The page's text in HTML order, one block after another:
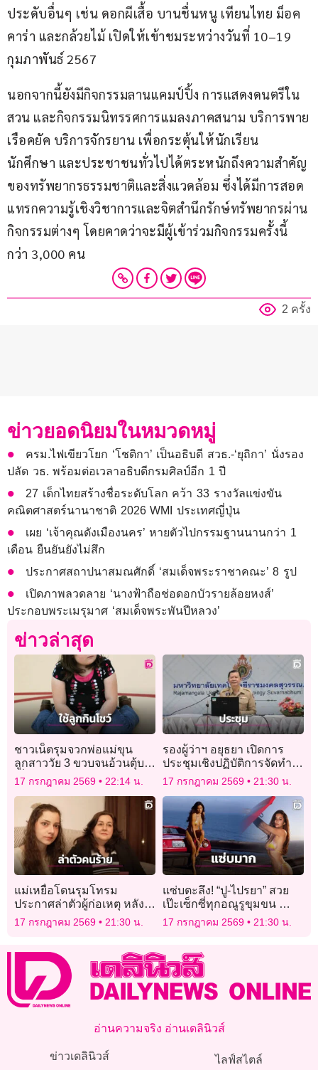
ประดับอื่นๆ เช่น ดอกผีเสื้อ บานชื่นหนู เทียนไทย ม็อค
คาร่า และกล้วยไม้ เปิดให้เข้าชมระหว่างวันที่ 10–19
กุมภาพันธ์ 2567
นอกจากนี้ยังมีกิจกรรมลานแคมป์ปิ้ง การแสดงดนตรีใน
สวน และกิจกรรมนิทรรศการแมลงภาคสนาม บริการพาย
เรือคยัค บริการจักรยาน เพื่อกระตุ้นให้นักเรียน
นักศึกษา และประชาชนทั่วไปได้ตระหนักถึงความสำคัญ
ของทรัพยากรธรรมชาติและสิ่งแวดล้อม ซึ่งได้มีการสอด
แทรกความรู้เชิงวิชาการและจิตสำนึกรักษ์ทรัพยากรผ่าน
กิจกรรมต่างๆ โดยคาดว่าจะมีผู้เข้าร่วมกิจกรรมครั้งนี้
กว่า 3,000 คน
2 ครั้ง
ข่าวยอดนิยมในหมวดหมู่
ครม.ไฟเขียวโยก ‘โชติกา’ เป็นอธิบดี สวธ.-‘ยุถิกา’ นั่งรอง
ปลัด วธ. พร้อมต่อเวลาอธิบดีกรมศิลป์อีก 1 ปี
27 เด็กไทยสร้างชื่อระดับโลก คว้า 33 รางวัลแข่งขัน
คณิตศาสตร์นานาชาติ 2026 WMI ประเทศญี่ปุ่น
เผย ‘เจ้าคุณดังเมืองนคร’ หายตัวไปกรรมฐานนานกว่า 1
เดือน ยืนยันยังไม่สึก
ประกาศสถาปนาสมณศักดิ์ ‘สมเด็จพระราชาคณะ’ 8 รูป
เปิดภาพลวดลาย ‘นางฟ้าถือช่อดอกบัวรายล้อยหงส์’
ประกอบพระเมรุมาศ ‘สมเด็จพระพันปีหลวง’
ข่าวล่าสุด
ชาวเน็ตรุมจวกพ่อแม่ขุน
ลูกสาววัย 3 ขวบจนอ้วนตุ้บ
เพื่อถ่ายคลิปโชว์กิน หวังยอด
วิวโซเชียล
17 กรกฎาคม 2569 22:14 น.
รองผู้ว่าฯ อยุธยา เปิดการ
ประชุมเชิงปฏิบัติการจัดทำ
แผนพัฒนาจังหวัด ปี 2571 –
17 กรกฎาคม 2569 21:30 น.
แม่เหยื่อโดนรุมโทรม
ประกาศล่าตัวผู้ก่อเหตุ หลัง
ลูกสาวเลือกจบชีวิตด้วยกา
รุณยฆาต
17 กรกฎาคม 2569 21:30 น.
แซ่บตะลึง! “ปู-ไปรยา” สวย
เป๊ะเซ็กซี่ทุกอณูรูขุมขน ทำ
แฟนๆใจละลายหนักมาก
17 กรกฎาคม 2569 21:30 น.
อ่านความจริง อ่านเดลินิวส์
ข่าวเดลินิวส์ ไลฟ์สไตล์